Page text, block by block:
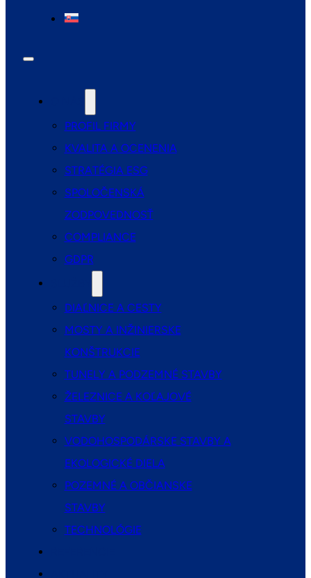
PROFIL FIRMY
KVALITA A OCENENIA
STRATÉGIA ESG
SPOLOČENSKÁ
ZODPOVEDNOSŤ
COMPLIANCE
GDPR
DIAĽNICE A CESTY
MOSTY A INŽINIERSKE
KONŠTRUKCIE
TUNELY A PODZEMNÉ STAVBY
ŽELEZNICE A KOĽAJOVÉ
STAVBY
VODOHOSPODÁRSKE STAVBY A
EKOLOGICKÉ DIELA
POZEMNÉ A OBČIANSKE
STAVBY
TECHNOLÓGIE